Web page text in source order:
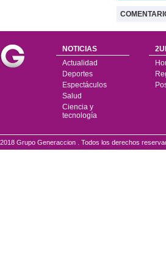
NOTICIAS
Actualidad
Deportes
Espectáculos
Salud
Ciencia y
tecnología
2018 Grupo Generaccion . Todos los derechos